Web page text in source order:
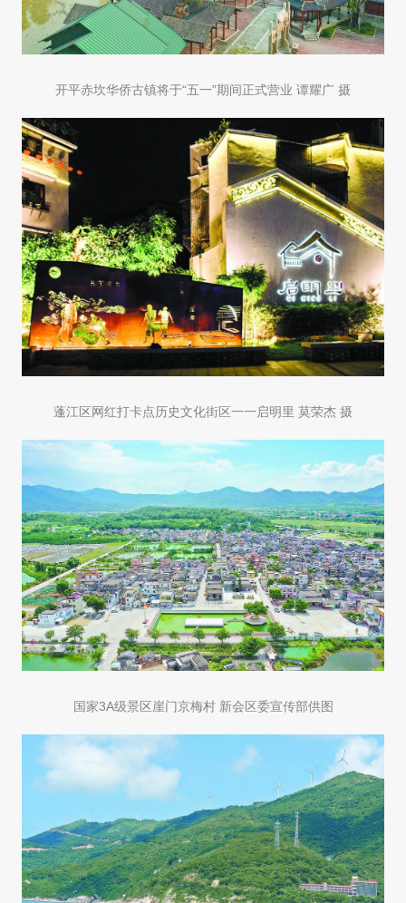
开平赤坎华侨古镇将于“五一”期间正式营业 谭耀广 摄
蓬江区网红打卡点历史文化街区一一启明里 莫荣杰 摄
国家3A级景区崖门京梅村 新会区委宣传部供图